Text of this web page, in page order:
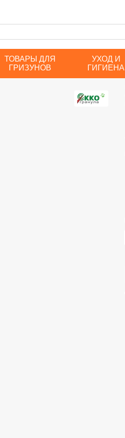
ТОВАРЫ ДЛЯ
ГРИЗУНОВ
УХОД И
ГИГИЕНА